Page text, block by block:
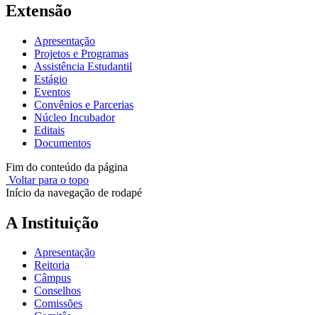
Extensão
Apresentação
Projetos e Programas
Assistência Estudantil
Estágio
Eventos
Convênios e Parcerias
Núcleo Incubador
Editais
Documentos
Fim do conteúdo da página
Voltar para o topo
Início da navegação de rodapé
A Instituição
Apresentação
Reitoria
Câmpus
Conselhos
Comissões